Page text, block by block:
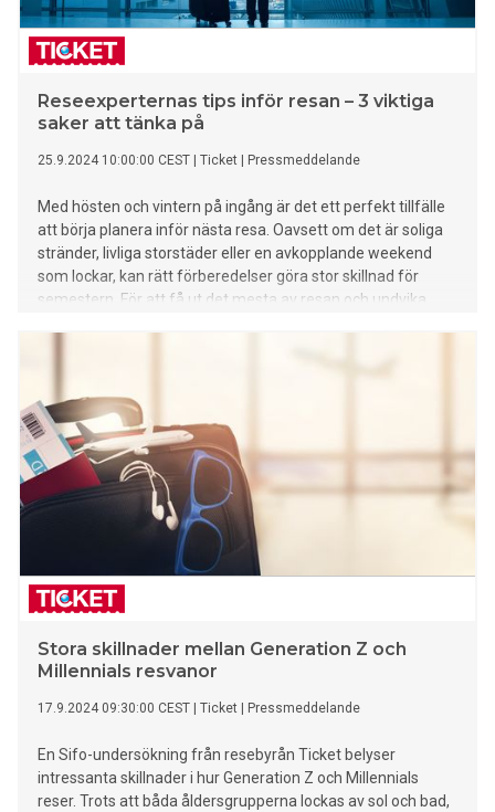
Reseexperternas tips inför resan – 3 viktiga
saker att tänka på
25.9.2024 10:00:00 CEST Ticket Pressmeddelande
Med hösten och vintern på ingång är det ett perfekt tillfälle
att börja planera inför nästa resa. Oavsett om det är soliga
stränder, livliga storstäder eller en avkopplande weekend
som lockar, kan rätt förberedelser göra stor skillnad för
semestern. För att få ut det mesta av resan och undvika
Stora skillnader mellan Generation Z och
Millennials resvanor
17.9.2024 09:30:00 CEST Ticket Pressmeddelande
En Sifo-undersökning från resebyrån Ticket belyser
intressanta skillnader i hur Generation Z och Millennials
reser. Trots att båda åldersgrupperna lockas av sol och bad,